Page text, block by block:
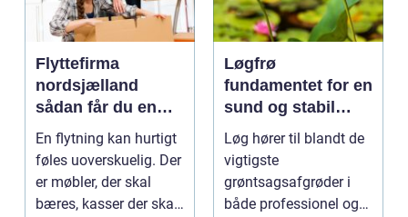
Flyttefirma
nordsjælland
sådan får du en
tryg og effektiv
flytning
En flytning kan hurtigt
føles uoverskuelig. Der
er møbler, der skal
bæres, kasser der skal
Løgfrø
fundamentet for en
sund og stabil
løgavl
Løg hører til blandt de
vigtigste
grøntsagsafgrøder i
både professionel og